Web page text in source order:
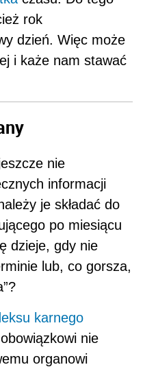
rok
dzień. Więc może
i każe nam stawać
nie
informacji
je składać do
po miesiącu
dzieje, gdy nie
lub, co gorsza,
karnego
nie
organowi